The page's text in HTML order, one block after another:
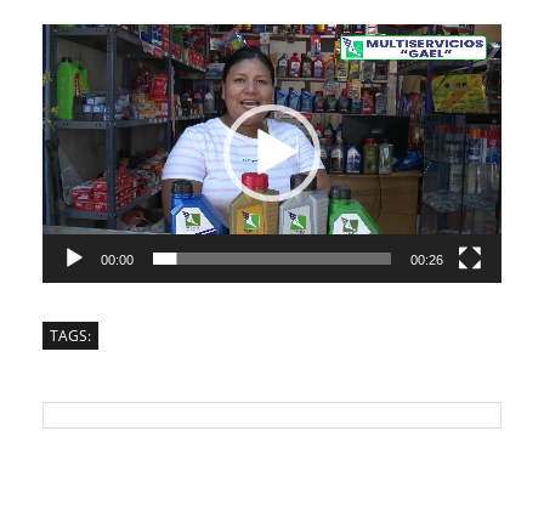
Reproductor
de
vídeo
00:00 00:26
TAGS: